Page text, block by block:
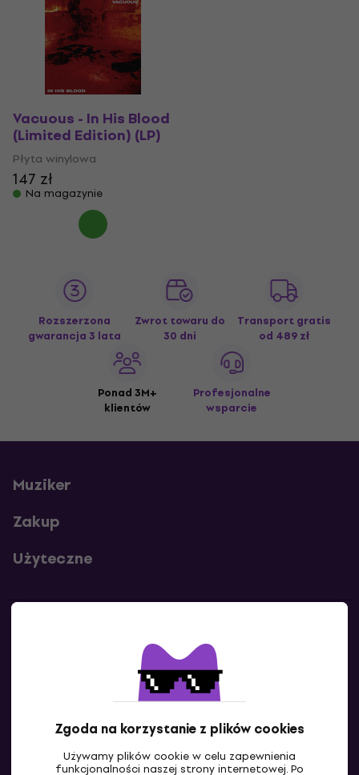
Zgoda na korzystanie z plików cookies
Używamy plików cookie w celu zapewnienia
funkcjonalności naszej strony internetowej. Po
Vacuous - In His Blood
(Limited Edition) (LP)
Płyta winylowa
147 zł
Na magazynie
Rozszerzona
gwarancja 3 lata
Zwrot towaru do
30 dni
Transport gratis
od 489 zł
Ponad 3M+
klientów
Profesjonalne
wsparcie
Muziker
Zakup
Użyteczne
Skontaktuj się z nami